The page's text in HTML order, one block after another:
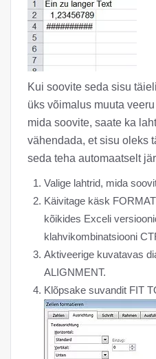
Kui soovite seda sisu
üks võimalus muuta
mida soovite, saate ka
vähendada, et sisu oleks
seda teha automaatselt
Valige lahtrid, mida
Käivitage käsk
kõikides Exceli
klahvikombinatsiooni
Aktiveerige kuvatavas
ALIGNMENT.
Klõpsake suvandit FIT